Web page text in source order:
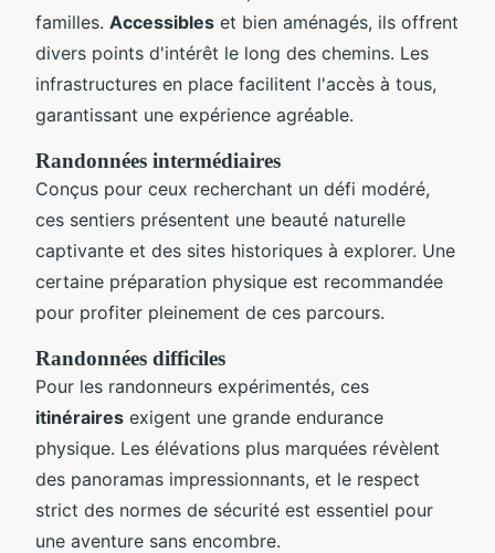
familles. Accessibles et bien aménagés, ils offrent
divers points d'intérêt le long des chemins. Les
infrastructures en place facilitent l'accès à tous,
garantissant une expérience agréable.
Randonnées intermédiaires
Conçus pour ceux recherchant un défi modéré,
ces sentiers présentent une beauté naturelle
captivante et des sites historiques à explorer. Une
certaine préparation physique est recommandée
pour profiter pleinement de ces parcours.
Randonnées difficiles
Pour les randonneurs expérimentés, ces
itinéraires exigent une grande endurance
physique. Les élévations plus marquées révèlent
des panoramas impressionnants, et le respect
strict des normes de sécurité est essentiel pour
une aventure sans encombre.